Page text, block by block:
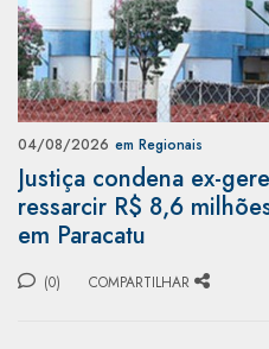
04/08/2026 em Regionais
Justiça condena ex-
ressarcir R$ 8,6
em Paracatu
(0) COMPARTILHAR